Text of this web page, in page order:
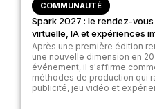
COMMUNAUTÉ
Spark 2027 : le rendez-vous
virtuelle, IA et expériences
Après une première édition
une nouvelle dimension en
événement, il s'affirme
méthodes de production qui
publicité, jeu vidéo et